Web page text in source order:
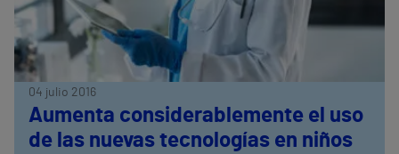
04 julio 2016
Aumenta considerablemente el uso
de las nuevas tecnologías en niños